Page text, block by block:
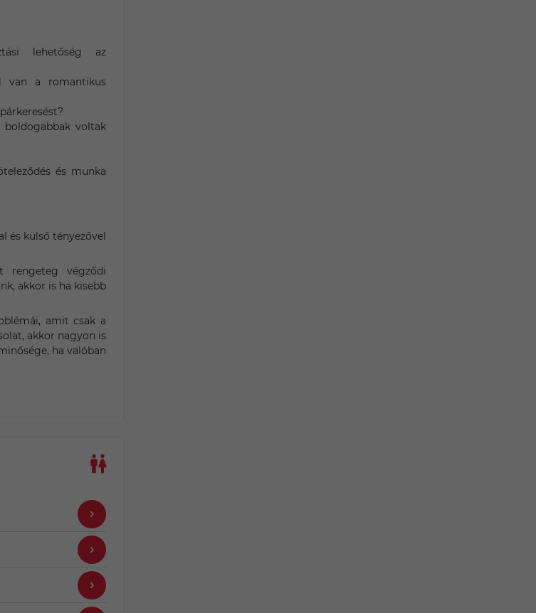
lehetőség az
van a romantikus
boldogabbak voltak
és munka
és külső tényezővel
rengeteg végződi
akkor is ha kisebb
amit csak a
akkor nagyon is
ha valóban